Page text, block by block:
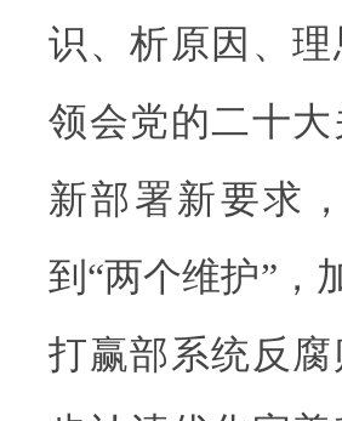
识、析原因、
领会党的二十
新部署新要求
到“两个维护”，
打赢部系统反